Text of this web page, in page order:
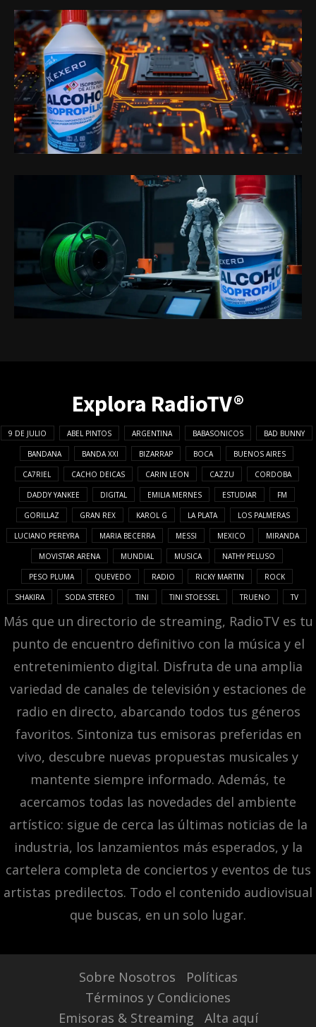
Explora RadioTV®
9 DE JULIO ABEL PINTOS ARGENTINA BABASONICOS BAD BUNNY
BANDANA BANDA XXI BIZARRAP BOCA BUENOS AIRES
CA7RIEL CACHO DEICAS CARIN LEON CAZZU CORDOBA
DADDY YANKEE DIGITAL EMILIA MERNES ESTUDIAR FM
GORILLAZ GRAN REX KAROL G LA PLATA LOS PALMERAS
LUCIANO PEREYRA MARIA BECERRA MESSI MEXICO MIRANDA
MOVISTAR ARENA MUNDIAL MUSICA NATHY PELUSO
PESO PLUMA QUEVEDO RADIO RICKY MARTIN ROCK
SHAKIRA SODA STEREO TINI TINI STOESSEL TRUENO TV
Más que un directorio de streaming, RadioTV es tu
punto de encuentro definitivo con la música y el
entretenimiento digital. Disfruta de una amplia
variedad de canales de televisión y estaciones de
radio en directo, abarcando todos tus géneros
favoritos. Sintoniza tus emisoras preferidas en
vivo, descubre nuevas propuestas musicales y
mantente siempre informado. Además, te
acercamos todas las novedades del ambiente
artístico: sigue de cerca las últimas noticias de la
industria, los lanzamientos más esperados, y la
cartelera completa de conciertos y eventos de tus
artistas predilectos. Todo el contenido audiovisual
que buscas, en un solo lugar.
Sobre Nosotros
Políticas
Términos y Condiciones
Emisoras & Streaming
Alta aquí